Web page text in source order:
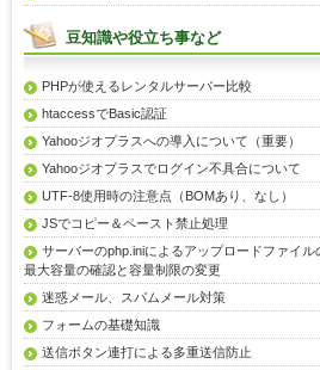
豆知識や役立ち事など
PHPが使えるレンタルサーバー比較
htaccessでBasic認証
Yahooジオプラスへの導入について（重要）
Yahooジオプラスでログイン不具合について
UTF-8使用時の注意点（BOMあり、なし）
JSでコピー＆ペースト禁止処理
サーバーのphp.iniによるアップロードファイル
最大容量の確認と容量制限の変更
迷惑メール、スパムメール対策
フォームの基礎知識
送信ボタン連打による多重送信防止